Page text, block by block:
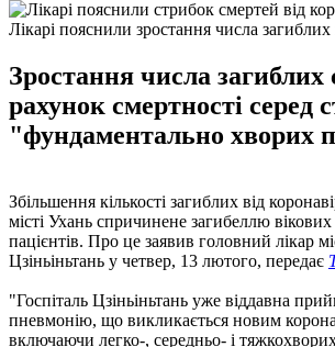
Лікарі пояснили зростання числа загиблих
Зростання числа загиблих
рахунок смертності серед
"фундаментально хворих
Збільшення кількості загиблих від
місті Ухань спричинене загибеллю
пацієнтів. Про це заявив головний лікар
Цзіньіньтань у четвер, 13 лютого, передає
"Госпіталь Цзіньіньтань уже віддавна
пневмонію, що викликається новим
включаючи легко-, середньо- і